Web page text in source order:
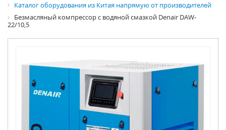
Каталог оборудования из Китая напрямую от производителей
Безмасляный компрессор с водяной смазкой Denair DAW-
22/10,5